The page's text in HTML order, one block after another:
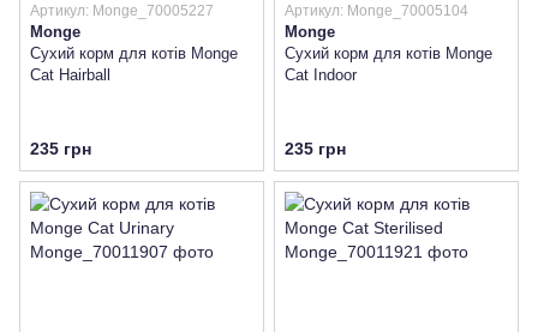
Артикул: Monge_70005227
Monge
Сухий корм для котів Monge
Cat Hairball
235 грн
Артикул: Monge_70005104
Monge
Сухий корм для котів Monge
Cat Indoor
235 грн